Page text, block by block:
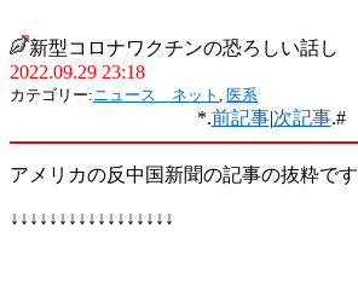
新型コロナワクチンの恐ろしい話し
2022.09.29 23:18
カテゴリー:ニュース ネット , 医系
*.前記事|次記事.#
アメリカの反中国新聞の記事の抜粋です
↓↓↓↓↓↓↓↓↓↓↓↓↓↓↓↓↓